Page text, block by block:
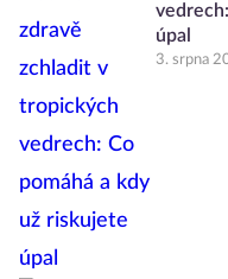
úpal
3. srpna